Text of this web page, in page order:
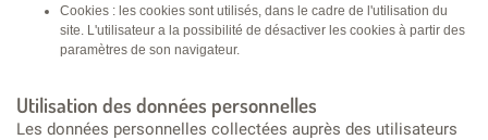
Cookies : les cookies sont utilisés, dans le cadre de l'utilisation du
site. L'utilisateur a la possibilité de désactiver les cookies à partir des
paramètres de son navigateur.
Utilisation des données personnelles
Les données personnelles collectées auprès des utilisateurs